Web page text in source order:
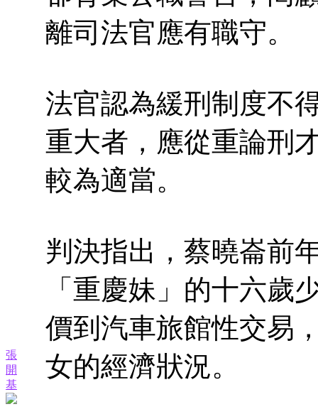
張
開
基
離司法官應有職守。
法官認為緩刑制度不
重大者，應從重論刑
較為適當。
判決指出，蔡曉崙前
「重慶妹」的十六歲
價到汽車旅館性交易
女的經濟狀況。